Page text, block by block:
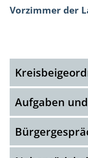
Vorzimmer der
Aufgaben